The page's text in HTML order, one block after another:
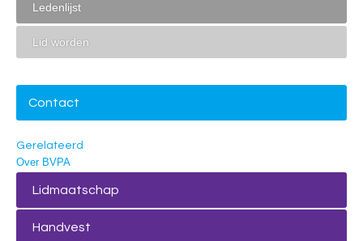
Ledenlijst
Lid worden
Contact
Gerelateerd
Over BVPA
Lidmaatschap
Handvest